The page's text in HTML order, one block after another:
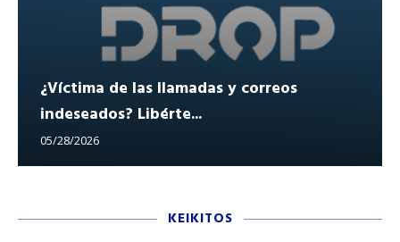
¿Víctima de las llamadas y correos
indeseados? Libérte...
05/28/2026
KEIKITOS